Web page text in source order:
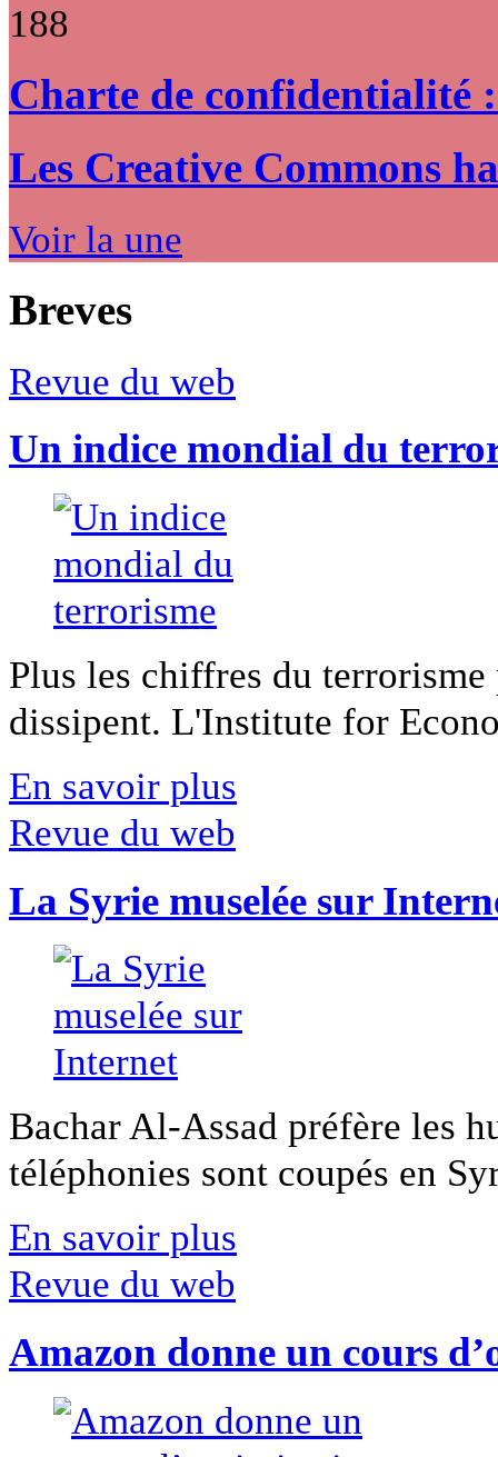
188
Charte de confidentialité
Les Creative Commons
Voir la une
Breves
Revue du web
Un indice mondial du
Plus les chiffres du
dissipent. L'Institute for
En savoir plus
Revue du web
La Syrie muselée sur
Bachar Al-Assad préfère les
téléphonies sont coupés en
En savoir plus
Revue du web
Amazon donne un cours